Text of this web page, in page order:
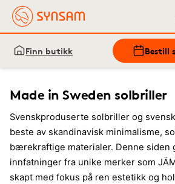
Finn butikk Bestill
Made in Sweden solbriller
Svenskproduserte solbriller og
beste av skandinavisk minimalisme,
bærekraftige materialer. Denne siden
innfatninger fra unike merker som
skapt med fokus på ren estetikk og